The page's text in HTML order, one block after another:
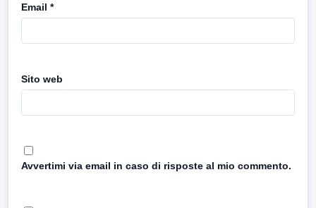
Email *
Sito web
Avvertimi via email in caso di risposte al mio commento.